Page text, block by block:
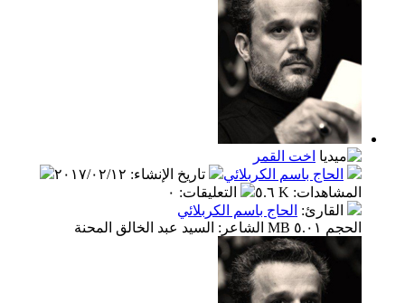
اخت القمر
الحاج باسم الكربلائي
تاريخ الإنشاء: ٢٠١٧/٠٢/١٢
المشاهدات: ٥.٦ K التعليقات: ٠
القارئ: الحاج باسم الكربلائي
الحجم ٥.٠١ MB الشاعر: السيد عبد الخالق المحنة